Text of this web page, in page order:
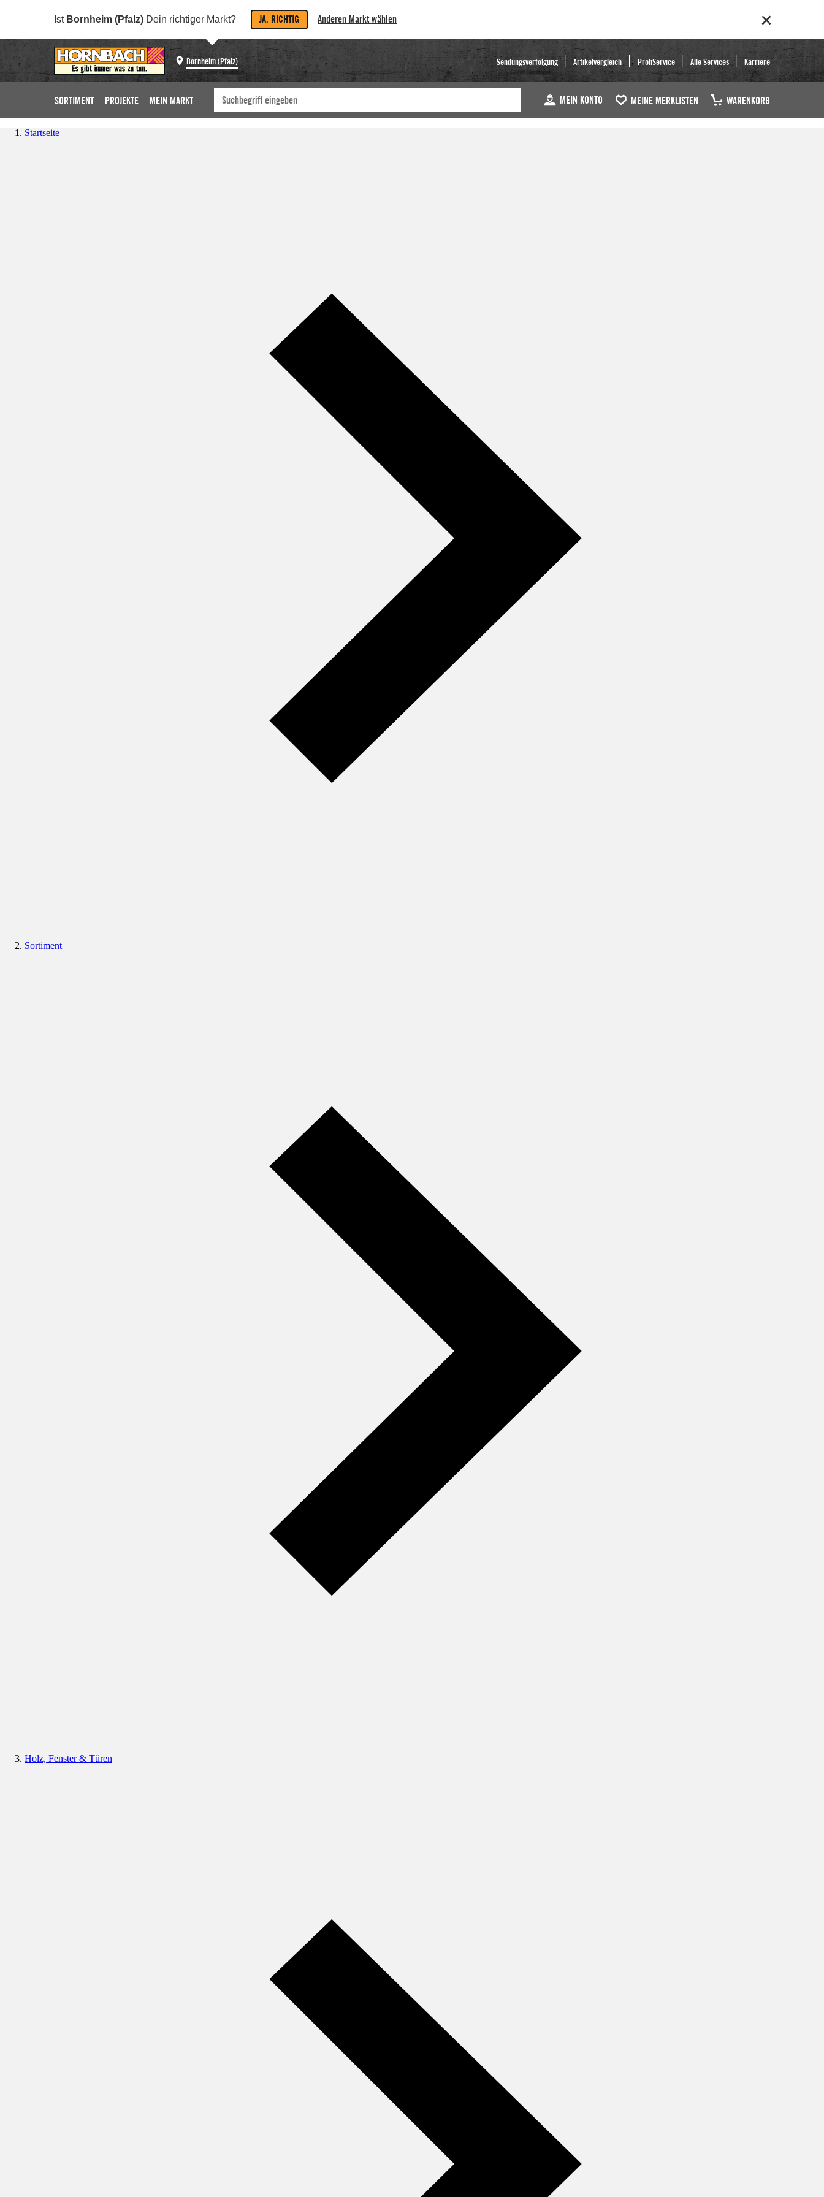
Ist Bornheim (Pfalz) Dein richtiger Markt? JA, RICHTIG Anderen Markt wählen
Bornheim (Pfalz) Sendungsverfolgung Artikelvergleich ProfiService Alle Services Karriere
SORTIMENT PROJEKTE MEIN MARKT MEIN KONTO MEINE MERKLISTEN WARENKORB
Startseite
Sortiment
Holz, Fenster & Türen